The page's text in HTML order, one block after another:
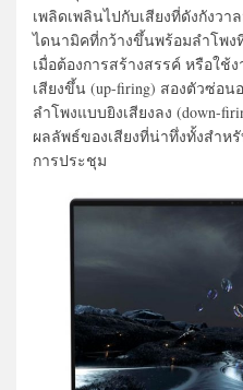
เพลิดเพลินไปกับเสียงที่ดังกังว
ไดนามิคที่กว้างขึ้นพร้อมลำโพ
เมื่อต้องการสร้างสรรค์ หรือใช้
เสียงขึ้น (up-firing) สองตัวซ่อ
ลำโพงแบบยิงเสียงลง (down-
ผลลัพธ์ของเสียงที่น่าทึ่งทั้งสำห
การประชุม